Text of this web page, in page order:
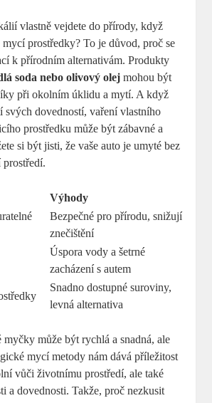
vlastně vejdete do přírody, když
prostředky? To je důvod, proč se
k přírodním alternativám. Produkty
soda nebo olivový olej mohou být
při okolním úklidu a mytí. A když
svých dovedností, vaření vlastního
prostředku může být zábavné a
si být jisti, že vaše auto je umyté bez
Výhody
Bezpečné pro přírodu, snižují
znečištění
Úspora vody a šetrné
zacházení s autem
Snadno dostupné suroviny,
levná alternativa
myčky může být rychlá a snadná, ale
mycí metody nám dává příležitost
vůči životnímu prostředí, ale také
a dovednosti. Takže, proč nezkusit